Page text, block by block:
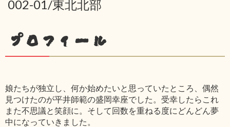
002-01/東北北部
プロフィール
娘たちが独立し、何か始めたいと思っていたところ、偶然
見つけたのが平井師範の盛岡幸座でした。受幸したらこれ
また不思議と笑顔に。そして回数を重ねる度にどんどん夢
中になっていきました。